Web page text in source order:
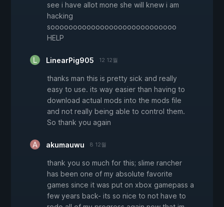
see i have allot mone she will knew i am
hacking
soooooooooooooooooooooooooooo
HELP
LinearPig905 12 12월
thanks man this is pretty sick and really
easy to use. its way easier than having to
download actual mods into the mods file
and not really being able to control them.
So thank you again
akumauwu 8 12월
thank you so much for this; slime rancher
has been one of my absolute favorite
games since it was put on xbox gamepass a
few years back- its so nice to not have to